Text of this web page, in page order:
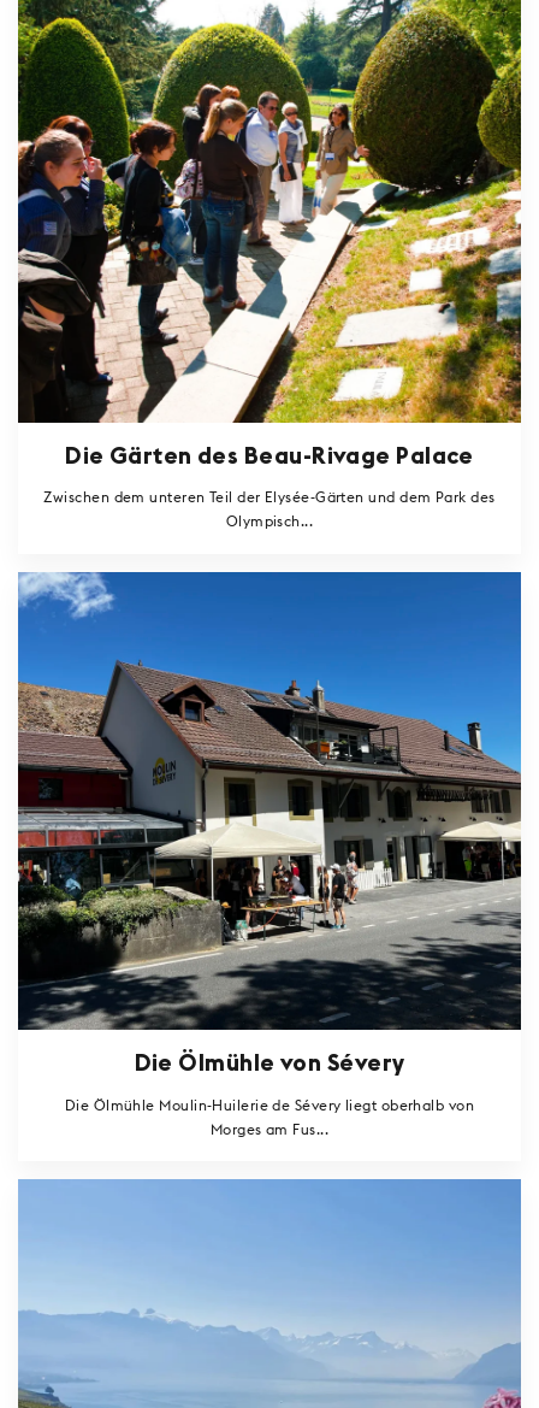
Die Gärten des Beau-Rivage Palace
Zwischen dem unteren Teil der Elysée-Gärten und dem Park des
Olympisch...
Die Ölmühle von Sévery
Die Ölmühle Moulin-Huilerie de Sévery liegt oberhalb von
Morges am Fus...